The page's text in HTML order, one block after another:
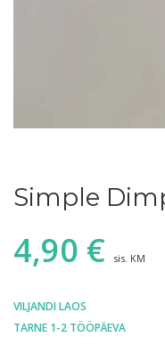
Simple
4,90 € sis. KM
VILJANDI LAOS
TARNE 1-2 TÖÖPÄEVA